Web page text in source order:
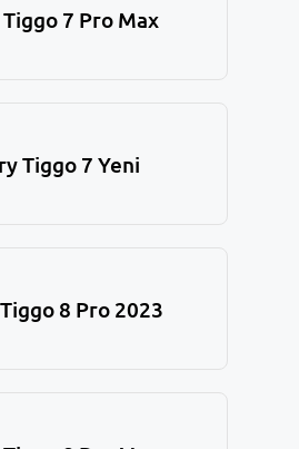
7 Pro Max
Tiggo 7 Yeni
8 Pro 2023